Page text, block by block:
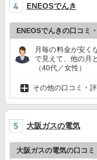
ENEOSでんき
ENEOSでんきの口コミ
月毎の料金が安く
で見えて、他の月
（40代／女性）
その他の口コミ・評
大阪ガスの電気
大阪ガスの電気の口コミ